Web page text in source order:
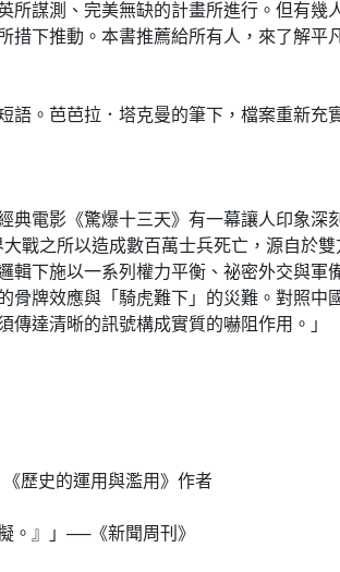
謀測、完美無缺的計畫所進行。但有
下推動。本書推薦給所有人，來了解平
。芭芭拉．塔克曼的筆下，檔案重新充
電影《驚爆十三天》有一幕讓人印象深
大戰之所以造成數百萬士兵死亡，源自於
下施以一系列權力平衡、祕密外交與軍
牌效應與「騎虎難下」的災難。對照
達清晰的訊號構成實質的嚇阻作用。」
歷史的運用與濫用》作者
』」──《新聞周刊》